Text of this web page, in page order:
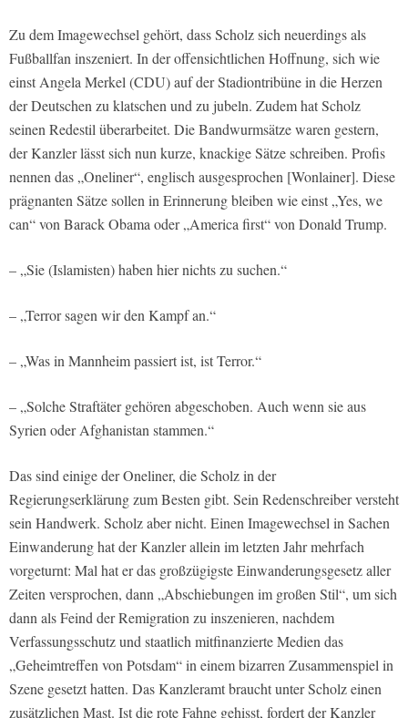
Zu dem Imagewechsel gehört, dass Scholz sich neuerdings als
Fußballfan inszeniert. In der offensichtlichen Hoffnung, sich wie
einst Angela Merkel (CDU) auf der Stadiontribüne in die Herzen
der Deutschen zu klatschen und zu jubeln. Zudem hat Scholz
seinen Redestil überarbeitet. Die Bandwurmsätze waren gestern,
der Kanzler lässt sich nun kurze, knackige Sätze schreiben. Profis
nennen das „Oneliner“, englisch ausgesprochen [Wonlainer]. Diese
prägnanten Sätze sollen in Erinnerung bleiben wie einst „Yes, we
can“ von Barack Obama oder „America first“ von Donald Trump.
– „Sie (Islamisten) haben hier nichts zu suchen.“
– „Terror sagen wir den Kampf an.“
– „Was in Mannheim passiert ist, ist Terror.“
– „Solche Straftäter gehören abgeschoben. Auch wenn sie aus
Syrien oder Afghanistan stammen.“
Das sind einige der Oneliner, die Scholz in der
Regierungserklärung zum Besten gibt. Sein Redenschreiber versteht
sein Handwerk. Scholz aber nicht. Einen Imagewechsel in Sachen
Einwanderung hat der Kanzler allein im letzten Jahr mehrfach
vorgeturnt: Mal hat er das großzügigste Einwanderungsgesetz aller
Zeiten versprochen, dann „Abschiebungen im großen Stil“, um sich
dann als Feind der Remigration zu inszenieren, nachdem
Verfassungsschutz und staatlich mitfinanzierte Medien das
„Geheimtreffen von Potsdam“ in einem bizarren Zusammenspiel in
Szene gesetzt hatten. Das Kanzleramt braucht unter Scholz einen
zusätzlichen Mast. Ist die rote Fahne gehisst, fordert der Kanzler